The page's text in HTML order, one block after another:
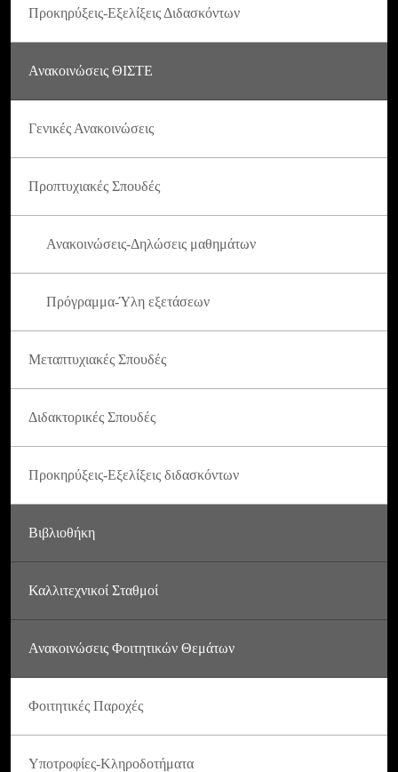
Προκηρύξεις-Εξελίξεις Διδασκόντων
Ανακοινώσεις ΘΙΣΤΕ
Γενικές Ανακοινώσεις
Προπτυχιακές Σπουδές
Ανακοινώσεις-Δηλώσεις μαθημάτων
Πρόγραμμα-Ύλη εξετάσεων
Μεταπτυχιακές Σπουδές
Διδακτορικές Σπουδές
Προκηρύξεις-Εξελίξεις διδασκόντων
Βιβλιοθήκη
Καλλιτεχνικοί Σταθμοί
Ανακοινώσεις Φοιτητικών Θεμάτων
Φοιτητικές Παροχές
Υποτροφίες-Κληροδοτήματα